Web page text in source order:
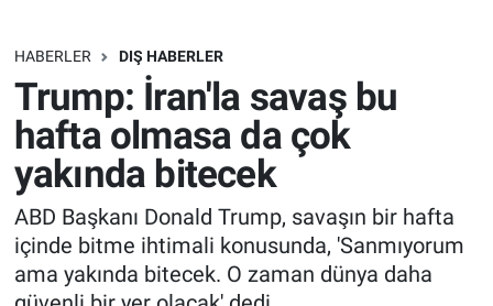
HABERLER DIŞ HABERLER
Trump: İran'la savaş bu
hafta olmasa da çok
yakında bitecek
ABD Başkanı Donald Trump, savaşın bir hafta
içinde bitme ihtimali konusunda, 'Sanmıyorum
ama yakında bitecek. O zaman dünya daha
Bilim turu
Bilim ve Teknoloji Evreni
Doğa Konuşuyor
Dünya
Ege Saati
Dünya
Teknoloji
Sağlık
Spor
Yayın Akışı
Trafik Durumu
Süper Lig Puan Durumu ve Fikstür
Tüm Manşetler
Son Dakika Haberleri
Haber Arşivi